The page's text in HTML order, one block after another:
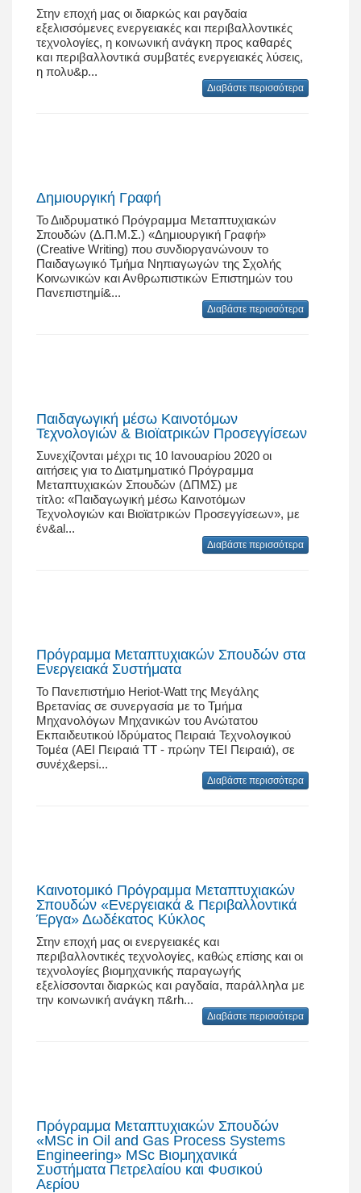
Στην εποχή μας οι διαρκώς και ραγδαία
εξελισσόμενες ενεργειακές και περιβαλλοντικές
τεχνολογίες, η κοινωνική ανάγκη προς καθαρές
και περιβαλλοντικά συμβατές ενεργειακές λύσεις,
η πολυ&p...
Διαβάστε περισσότερα
Δημιουργική Γραφή
Το Διιδρυματικό Πρόγραμμα Μεταπτυχιακών
Σπουδών (Δ.Π.Μ.Σ.) «Δημιουργική Γραφή»
(Creative Writing) που συνδιοργανώνουν το
Παιδαγωγικό Τμήμα Νηπιαγωγών της Σχολής
Κοινωνικών και Ανθρωπιστικών Επιστημών του
Πανεπιστημί&...
Διαβάστε περισσότερα
Παιδαγωγική μέσω Καινοτόμων
Τεχνολογιών & Βιοϊατρικών Προσεγγίσεων
Συνεχίζονται μέχρι τις 10 Ιανουαρίου 2020 οι
αιτήσεις για το Διατμηματικό Πρόγραμμα
Μεταπτυχιακών Σπουδών (ΔΠΜΣ) με
τίτλο: «Παιδαγωγική μέσω Καινοτόμων
Τεχνολογιών και Βιοϊατρικών Προσεγγίσεων», με
έν&al...
Διαβάστε περισσότερα
Πρόγραμμα Μεταπτυχιακών Σπουδών στα
Ενεργειακά Συστήματα
Το Πανεπιστήμιο Heriot-Watt της Μεγάλης
Βρετανίας σε συνεργασία με το Τμήμα
Μηχανολόγων Μηχανικών του Ανώτατου
Εκπαιδευτικού Ιδρύματος Πειραιά Τεχνολογικού
Τομέα (ΑΕΙ Πειραιά ΤΤ - πρώην ΤΕΙ Πειραιά), σε
συνέχ&epsi...
Διαβάστε περισσότερα
Καινοτομικό Πρόγραμμα Μεταπτυχιακών
Σπουδών «Ενεργειακά & Περιβαλλοντικά
Έργα» Δωδέκατος Κύκλος
Στην εποχή μας οι ενεργειακές και
περιβαλλοντικές τεχνολογίες, καθώς επίσης και οι
τεχνολογίες βιομηχανικής παραγωγής
εξελίσσονται διαρκώς και ραγδαία, παράλληλα με
την κοινωνική ανάγκη π&rh...
Διαβάστε περισσότερα
Πρόγραμμα Μεταπτυχιακών Σπουδών
«MSc in Oil and Gas Process Systems
Engineering» MSc Βιομηχανικά
Συστήματα Πετρελαίου και Φυσικού
Αερίου